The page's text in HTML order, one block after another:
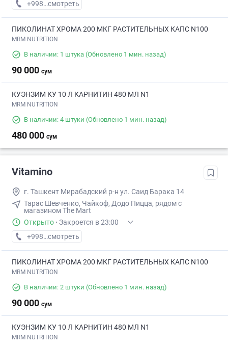
+998 (95) XXX-XX-XX
смотреть
ПИКОЛИНАТ ХРОМА 200 МКГ РАСТИТЕЛЬНЫХ КАПС N100
MRM NUTRITION
В наличии: 1 штука (Обновлено 1 мин. назад)
90 000 сум
КУЭНЗИМ КУ 10 Л КАРНИТИН 480 МЛ N1
MRM NUTRITION
В наличии: 4 штуки (Обновлено 1 мин. назад)
480 000 сум
Vitamino
г. Ташкент Мирабадский р-н ул. Саид Барака 14
Тарас Шевченко, Чайкоф, Додо Пицца, рядом с
магазином The Mart
Открыто · Закроется в 23:00
+998 (95) XXX-XX-XX
смотреть
ПИКОЛИНАТ ХРОМА 200 МКГ РАСТИТЕЛЬНЫХ КАПС N100
MRM NUTRITION
В наличии: 2 штуки (Обновлено 1 мин. назад)
90 000 сум
КУЭНЗИМ КУ 10 Л КАРНИТИН 480 МЛ N1
MRM NUTRITION